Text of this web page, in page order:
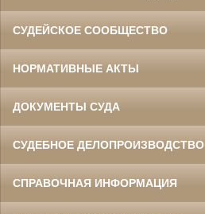
СУДЕЙСКОЕ СООБЩЕСТВО
НОРМАТИВНЫЕ АКТЫ
ДОКУМЕНТЫ СУДА
СУДЕБНОЕ ДЕЛОПРОИЗВОДСТВО
СПРАВОЧНАЯ ИНФОРМАЦИЯ